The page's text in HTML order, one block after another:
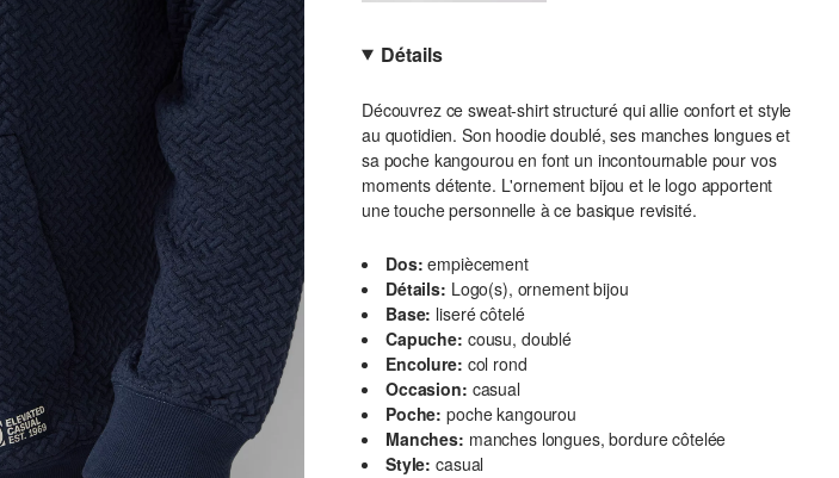
Détails
Découvrez ce sweat-shirt structuré qui allie confort et style
au quotidien. Son hoodie doublé, ses manches longues et
sa poche kangourou en font un incontournable pour vos
moments détente. L'ornement bijou et le logo apportent
une touche personnelle à ce basique revisité.
Dos: empiècement
Détails: Logo(s), ornement bijou
Base: liseré côtelé
Capuche: cousu, doublé
Encolure: col rond
Occasion: casual
Poche: poche kangourou
Manches: manches longues, bordure côtelée
Style: casual